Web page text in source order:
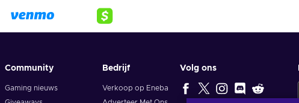
Community
Gaming nieuws
Bedrijf
Verkoop op Eneba
Volg ons